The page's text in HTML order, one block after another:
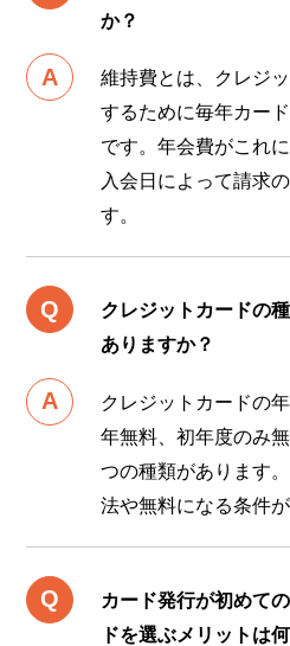
か？
維持費とは、クレジ
するために毎年カー
です。年会費がこれ
入会日によって請求
す。
クレジットカードの
ありますか？
クレジットカードの
年無料、初年度のみ
つの種類があります
法や無料になる条件が
カード発行が初めて
ドを選ぶメリットは